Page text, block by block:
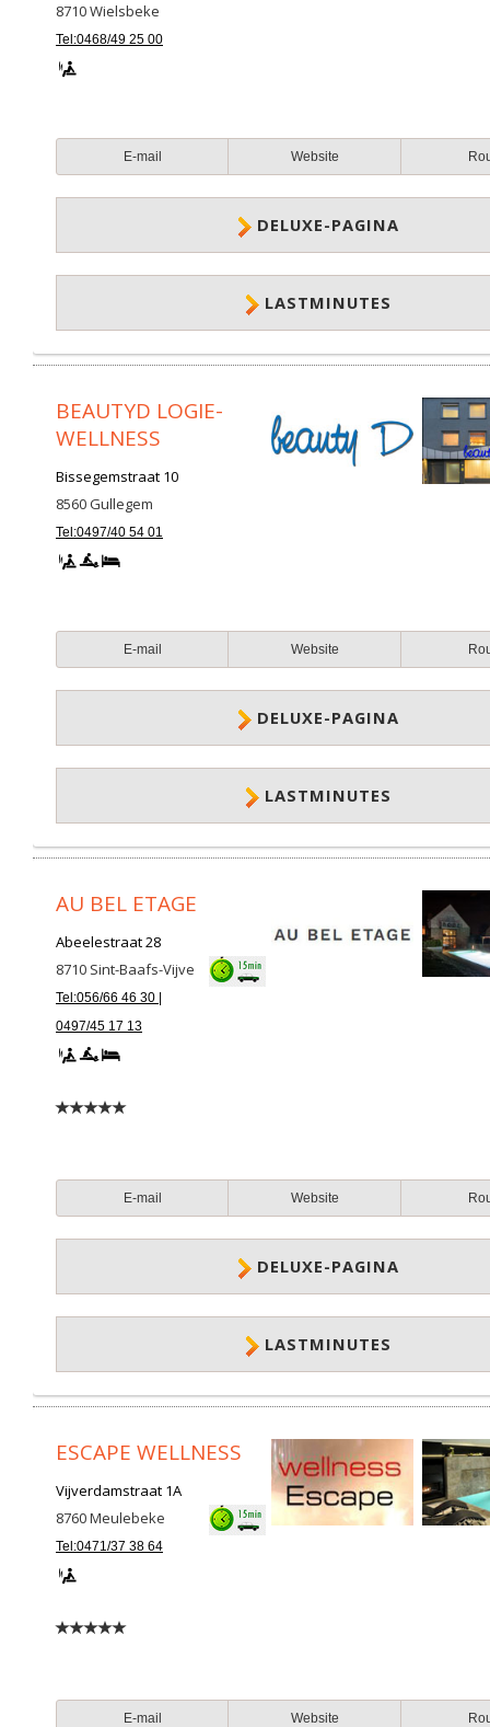
8710Wielsbeke
Tel:0468/49 25 00
E-mail Website
DELUXE-PAGINA
LASTMINUTES
BEAUTYD LOGIE-
WELLNESS
Bissegemstraat 10
8560Gullegem
Tel:0497/40 54 01
E-mail Website
DELUXE-PAGINA
LASTMINUTES
AU BEL ETAGE
Abeelestraat 28
8710 Sint-Baafs-Vijve
Tel:056/66 46 30 |
0497/45 17 13
E-mail Website
DELUXE-PAGINA
LASTMINUTES
ESCAPE WELLNESS
Vijverdamstraat 1A
8760Meulebeke
Tel:0471/37 38 64
E-mail Website